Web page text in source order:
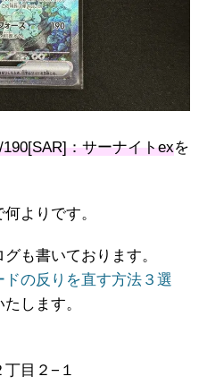
：サーナイトexを
よりです。
も書いております。
ドの反りを直す方法３選
します。
目２−１